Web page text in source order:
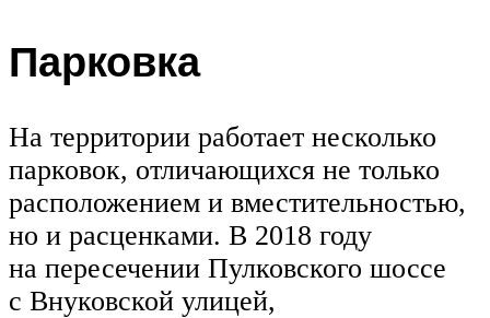
Парковка
На территории работает несколько
парковок, отличающихся не только
расположением и вместительностью,
но и расценками. В 2018 году
на пересечении Пулковского шоссе
с Внуковской улицей,